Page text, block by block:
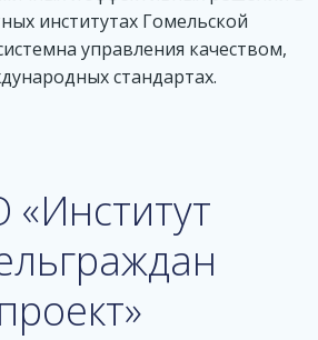
институтах Гомельской
управления качеством,
стандартах.
проект»